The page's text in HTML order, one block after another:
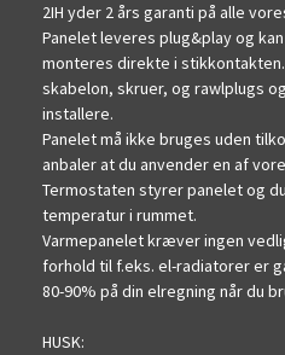
2IH yder 2 års garanti på alle
Panelet leveres plug&play og
monteres direkte i
skabelon, skruer, og rawlplugs
installere.
Panelet må ikke bruges uden
anbaler at du anvender en af
Termostaten styrer panelet og
temperatur i rummet.
Varmepanelet kræver ingen
forhold til f.eks. el-radiatorer er
80-90% på din elregning når du
HUSK: